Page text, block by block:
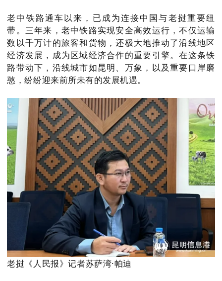
老中铁路通车以来，已成为连接中国与老挝重要纽
带。三年来，老中铁路实现安全高效运行，不仅运输
数以千万计的旅客和货物，还极大地推动了沿线地区
经济发展，成为区域经济合作的重要引擎。在这条铁
路带动下，沿线城市如昆明、万象，以及重要口岸磨
憨，纷纷迎来前所未有的发展机遇。
老挝《人民报》记者苏萨湾·帕迪